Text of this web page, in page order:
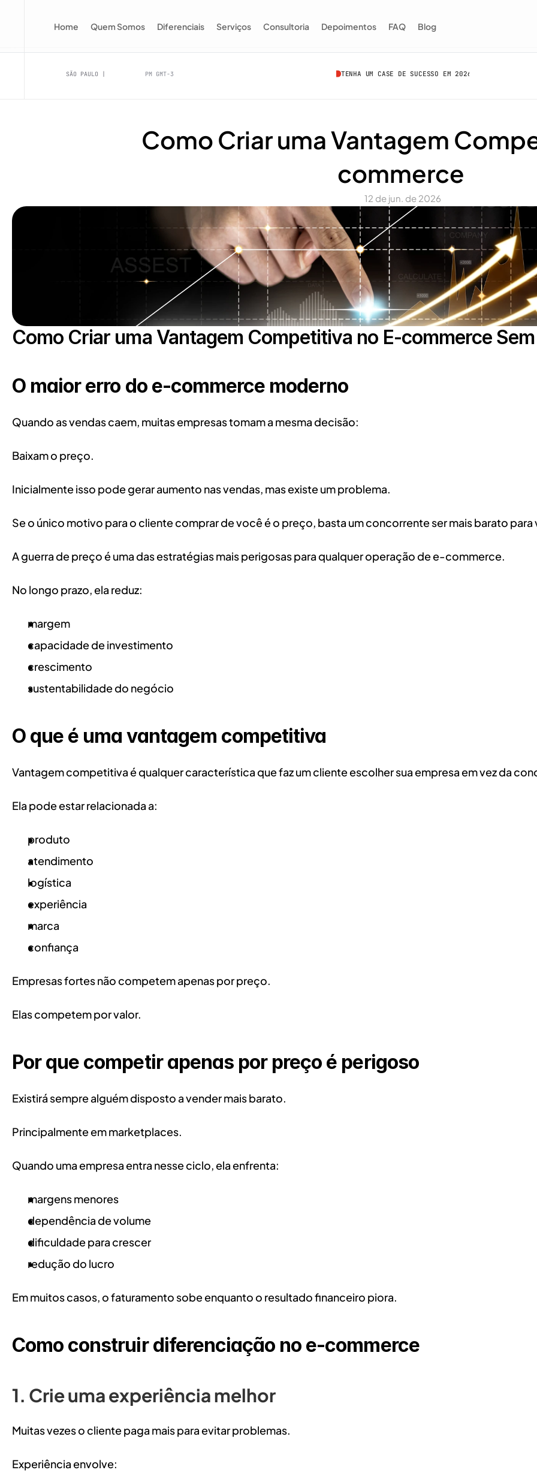
SÃO PAULO | PM GMT-3 TENHA UM CASE DE SUCESSO EM 2026
Como Criar uma Vantagem
commerce
12 de jun. de 2026
Como Criar uma Vantagem Competitiva no E-commerce
O maior erro do e-commerce moderno
Quando as vendas caem, muitas empresas tomam a mesma decisão:
Baixam o preço.
Inicialmente isso pode gerar aumento nas vendas, mas existe um problema.
Se o único motivo para o cliente comprar de você é o preço, basta um concorrente ser mais barato
A guerra de preço é uma das estratégias mais perigosas para qualquer operação de e-commerce.
No longo prazo, ela reduz:
margem
capacidade de investimento
crescimento
sustentabilidade do negócio
O que é uma vantagem competitiva
Vantagem competitiva é qualquer característica que faz um cliente escolher sua empresa em vez da
Ela pode estar relacionada a:
produto
atendimento
logística
experiência
marca
confiança
Empresas fortes não competem apenas por preço.
Elas competem por valor.
Por que competir apenas por preço é perigoso
Existirá sempre alguém disposto a vender mais barato.
Principalmente em marketplaces.
Quando uma empresa entra nesse ciclo, ela enfrenta:
margens menores
dependência de volume
dificuldade para crescer
redução do lucro
Em muitos casos, o faturamento sobe enquanto o resultado financeiro piora.
Como construir diferenciação no e-commerce
1. Crie uma experiência melhor
Muitas vezes o cliente paga mais para evitar problemas.
Experiência envolve:
Home Quem Somos Diferenciais Serviços Consultoria Depoimentos FAQ Blog